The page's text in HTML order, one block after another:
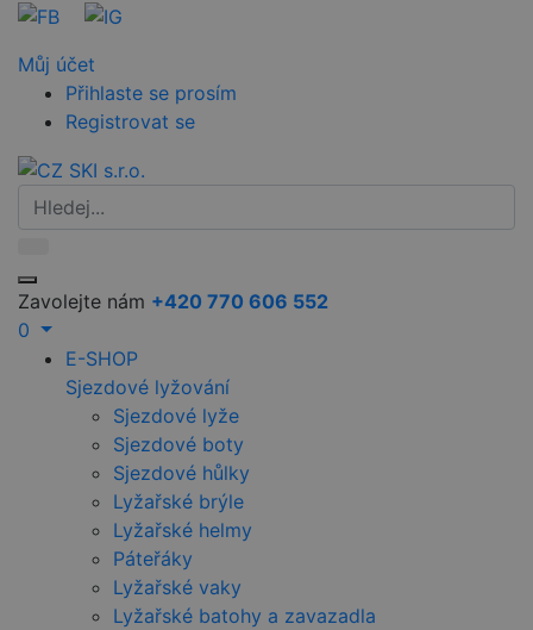
Můj účet
Přihlaste se prosím
Registrovat se
Zavolejte nám +420 770 606 552
0
E-SHOP
Sjezdové lyžování
Sjezdové lyže
Sjezdové boty
Sjezdové hůlky
Lyžařské brýle
Lyžařské helmy
Páteřáky
Lyžařské vaky
Lyžařské batohy a zavazadla